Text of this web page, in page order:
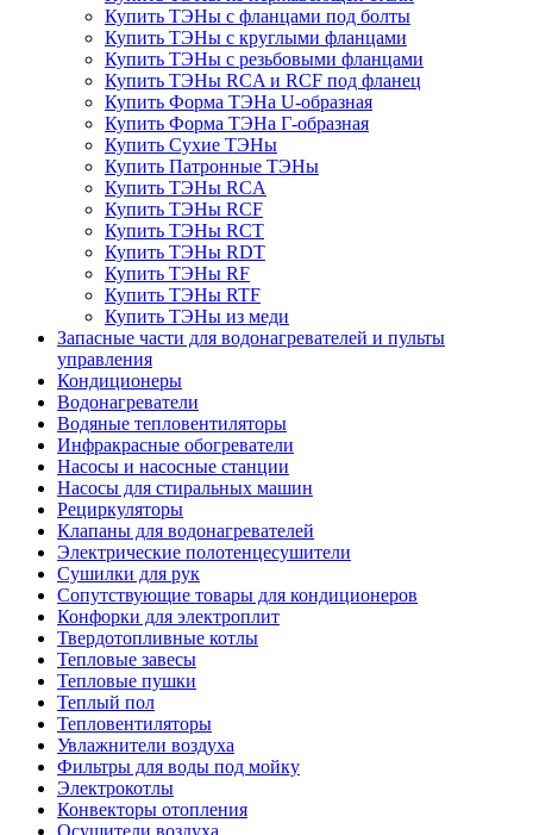
Купить ТЭНы с фланцами под болты
Купить ТЭНы с круглыми фланцами
Купить ТЭНы с резьбовыми фланцами
Купить ТЭНы RCA и RCF под фланец
Купить Форма ТЭНа U-образная
Купить Форма ТЭНа Г-образная
Купить Сухие ТЭНы
Купить Патронные ТЭНы
Купить ТЭНы RCA
Купить ТЭНы RCF
Купить ТЭНы RCT
Купить ТЭНы RDT
Купить ТЭНы RF
Купить ТЭНы RTF
Купить ТЭНы из меди
Запасные части для водонагревателей и пульты
управления
Кондиционеры
Водонагреватели
Водяные тепловентиляторы
Инфракрасные обогреватели
Насосы и насосные станции
Насосы для стиральных машин
Рециркуляторы
Клапаны для водонагревателей
Электрические полотенцесушители
Сушилки для рук
Сопутствующие товары для кондиционеров
Конфорки для электроплит
Твердотопливные котлы
Тепловые завесы
Тепловые пушки
Теплый пол
Тепловентиляторы
Увлажнители воздуха
Фильтры для воды под мойку
Электрокотлы
Конвекторы отопления
Осушители воздуха